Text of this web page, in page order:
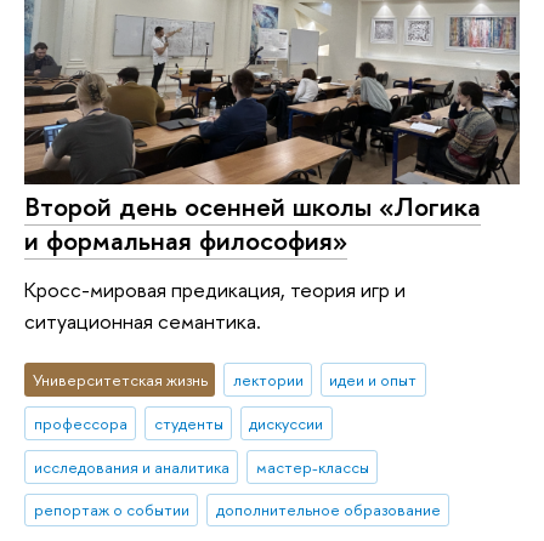
Второй день осенней школы «Логика
и формальная философия»
Кросс-мировая предикация, теория игр и
ситуационная семантика.
Университетская жизнь лектории
идеи и опыт
профессора
студенты
дискуссии
исследования и аналитика
мастер-классы
репортаж о событии
дополнительное образование